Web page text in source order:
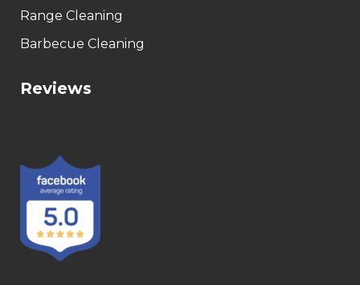
Range Cleaning
Barbecue Cleaning
Reviews